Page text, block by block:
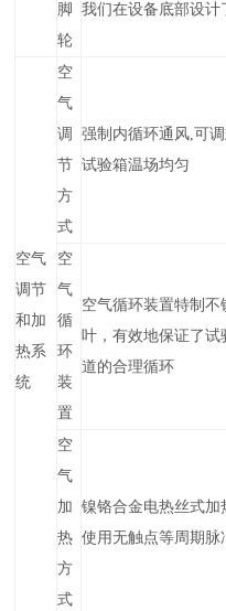
脚
轮
我们在设备底部设
空气
调节
和 加
热系
统
空
气
调
节
方
式
强制内循环通风,可
试验箱温场均匀
空
气
循
环
装
置
空气循环装置特制
叶，有效地保证了试
道的合理循环
空
气
加
热
方
式
镍铬合金电热丝式加
使用无触点等周期脉